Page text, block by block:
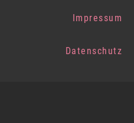
Impressum
Datenschutz